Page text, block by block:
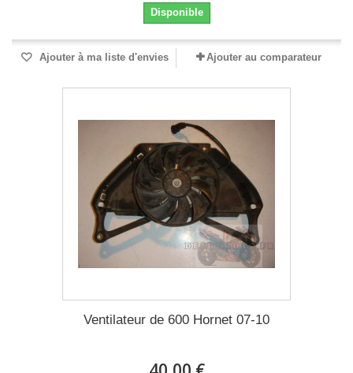
Disponible
Ajouter à ma liste d'envies Ajouter au comparateur
Ventilateur de 600 Hornet 07-10